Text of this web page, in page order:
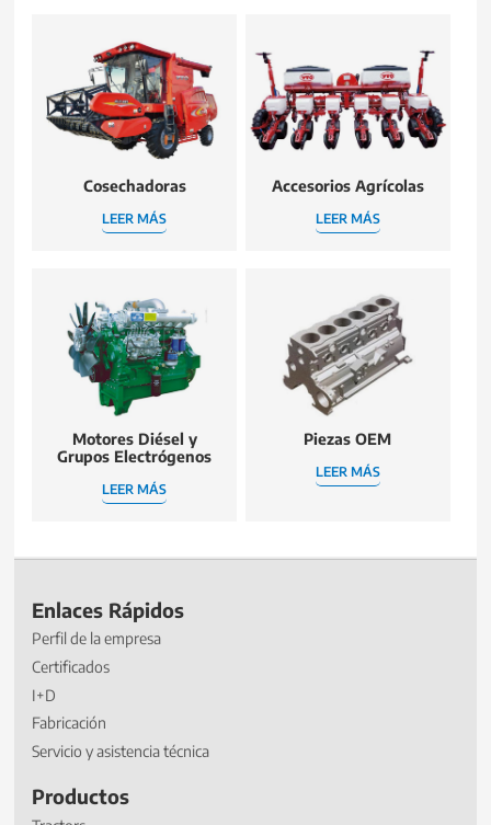
Cosechadoras
LEER MÁS
Accesorios Agrícolas
LEER MÁS
Motores Diésel y
Grupos Electrógenos
LEER MÁS
Piezas OEM
LEER MÁS
Enlaces Rápidos
Perfil de la empresa
Certificados
I+D
Fabricación
Servicio y asistencia técnica
Productos